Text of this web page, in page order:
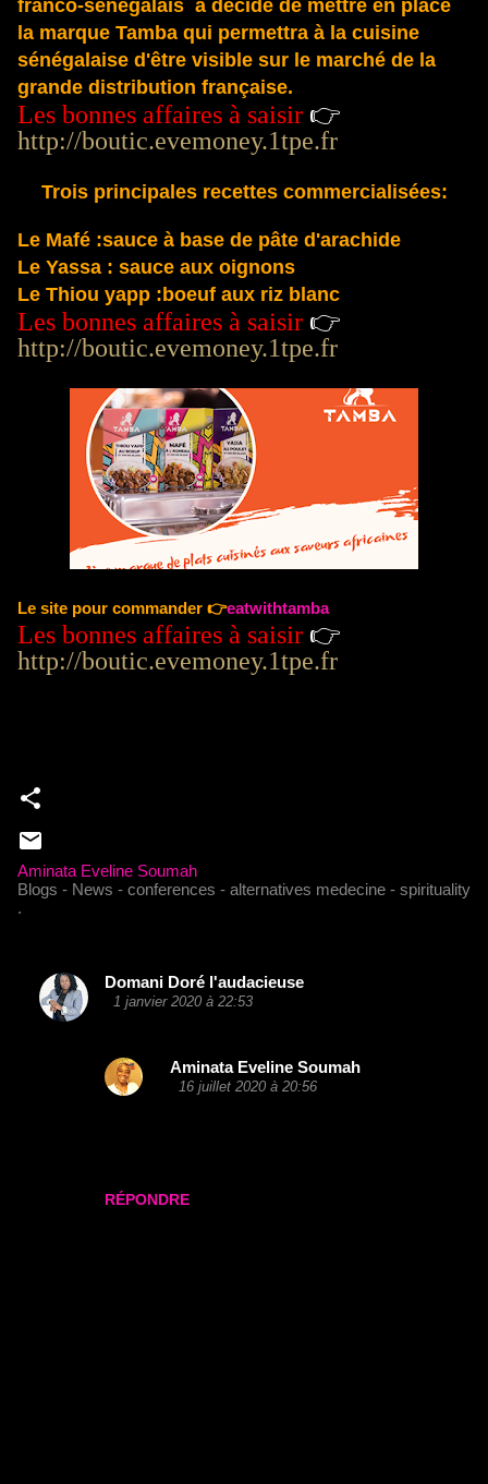
franco-sénégalais a décidé de mettre en place
la marque Tamba qui permettra à la cuisine
sénégalaise d'être visible sur le marché de la
grande distribution française.
Les bonnes affaires à saisir 👉
http://boutic.evemoney.1tpe.fr
Trois principales recettes commercialisées:
Le Mafé :sauce à base de pâte d'arachide
Le Yassa : sauce aux oignons
Le Thiou yapp :boeuf aux riz blanc
Les bonnes affaires à saisir 👉
http://boutic.evemoney.1tpe.fr
Le site pour commander 👉eatwithtamba
Les bonnes affaires à saisir 👉
http://boutic.evemoney.1tpe.fr
Aminata Eveline Soumah
Blogs - News - conferences - alternatives medecine - spirituality
.
C
Domani Doré l'audacieuse
1 janvier 2020 à 22:53
RÉPONDRE
Aminata Eveline Soumah
16 juillet 2020 à 20:56